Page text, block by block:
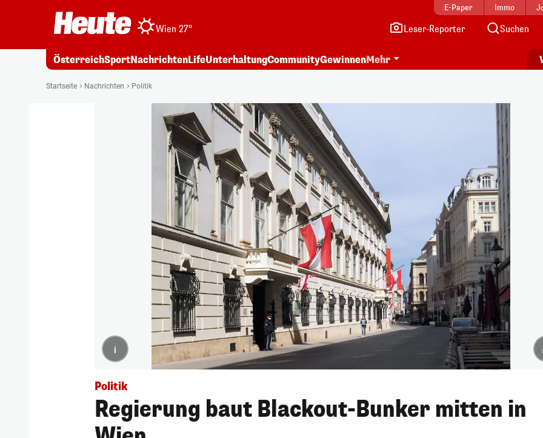
E-Paper Immo
Wien 27° Leser-Reporter Suchen
ÖsterreichSportNachrichtenLifeUnterhaltungCommunityGewinnenMehr
Startseite Nachrichten Politik
i
Politik
Regierung baut Blackout-Bunker mitten in